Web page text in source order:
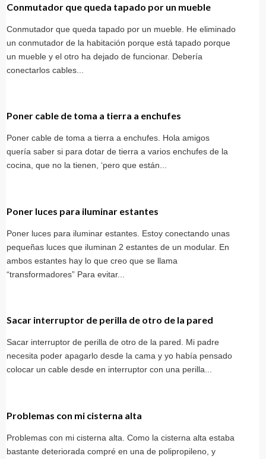
Conmutador que queda tapado por un mueble
Conmutador que queda tapado por un mueble. He eliminado
un conmutador de la habitación porque está tapado porque
un mueble y el otro ha dejado de funcionar. Debería
conectarlos cables...
Poner cable de toma a tierra a enchufes
Poner cable de toma a tierra a enchufes. Hola amigos
quería saber si para dotar de tierra a varios enchufes de la
cocina, que no la tienen, ‘pero que están...
Poner luces para iluminar estantes
Poner luces para iluminar estantes. Estoy conectando unas
pequeñas luces que iluminan 2 estantes de un modular. En
ambos estantes hay lo que creo que se llama
“transformadores” Para evitar...
Sacar interruptor de perilla de otro de la pared
Sacar interruptor de perilla de otro de la pared. Mi padre
necesita poder apagarlo desde la cama y yo había pensado
colocar un cable desde en interruptor con una perilla...
Problemas con mi cisterna alta
Problemas con mi cisterna alta. Como la cisterna alta estaba
bastante deteriorada compré en una de polipropileno, y